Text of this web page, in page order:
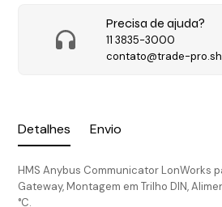
Detalhes Envio
HMS Anybus Communicator LonWorks
Gateway, Montagem em Trilho DIN,
°C.
Precisa de ajuda?
11 3835-3000
contato@trade-